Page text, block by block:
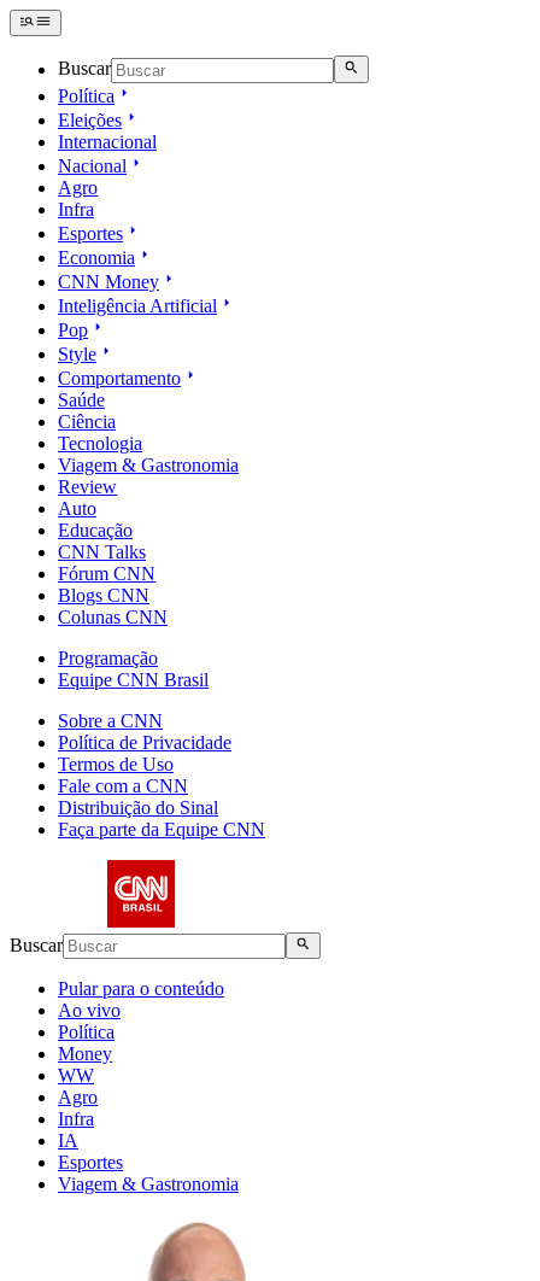
Buscar
Política
Eleições
Internacional
Nacional
Agro
Infra
Esportes
Economia
CNN Money
Inteligência Artificial
Pop
Style
Comportamento
Saúde
Ciência
Tecnologia
Viagem & Gastronomia
Review
Auto
Educação
CNN Talks
Fórum CNN
Blogs CNN
Colunas CNN
Programação
Equipe CNN Brasil
Sobre a CNN
Política de Privacidade
Termos de Uso
Fale com a CNN
Distribuição do Sinal
Faça parte da Equipe CNN
Buscar
Pular para o conteúdo
Ao vivo
Política
Money
WW
Agro
Infra
IA
Esportes
Viagem & Gastronomia